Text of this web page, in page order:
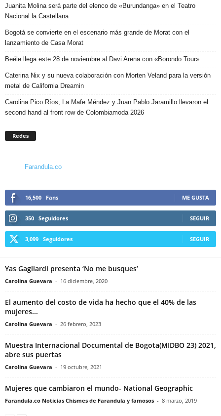
Juanita Molina será parte del elenco de «Burundanga» en el Teatro
Nacional la Castellana
Bogotá se convierte en el escenario más grande de Morat con el
lanzamiento de Casa Morat
Beéle llega este 28 de noviembre al Davi Arena con «Borondo Tour»
Caterina Nix y su nueva colaboración con Morten Veland para la versión
metal de California Dreamin
Carolina Pico Ríos, La Mafe Méndez y Juan Pablo Jaramillo llevaron el
second hand al front row de Colombiamoda 2026
Redes
Farandula.co
16,500 Fans ME GUSTA
350 Seguidores SEGUIR
3,099 Seguidores SEGUIR
Yas Gagliardi presenta ‘No me busques’
Carolina Guevara - 16 diciembre, 2020
El aumento del costo de vida ha hecho que el 40% de las
mujeres...
Carolina Guevara - 26 febrero, 2023
Muestra Internacional Documental de Bogota(MIDBO 23) 2021,
abre sus puertas
Carolina Guevara - 19 octubre, 2021
Mujeres que cambiaron el mundo- National Geographic
Farandula.co Noticias Chismes de Farandula y famosos - 8 marzo, 2019